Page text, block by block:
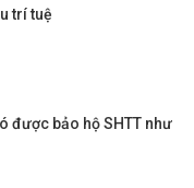
trí tuệ
được bảo hộ SHTT như